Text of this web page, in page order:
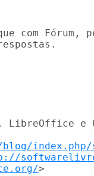
com Fórum,
e
>